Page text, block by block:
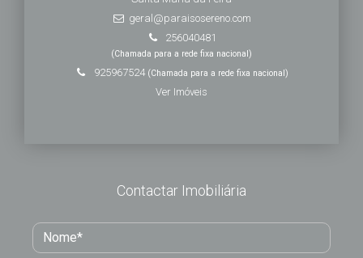
geral@paraisosereno.com
256040481
(Chamada para a rede fixa nacional)
925967524(Chamada para a rede fixa nacional)
Ver Imóveis
Contactar Imobiliária